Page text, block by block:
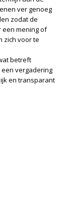
ver genoeg
zodat de
een mening of
zich voor te
betreft
vergadering
en transparant